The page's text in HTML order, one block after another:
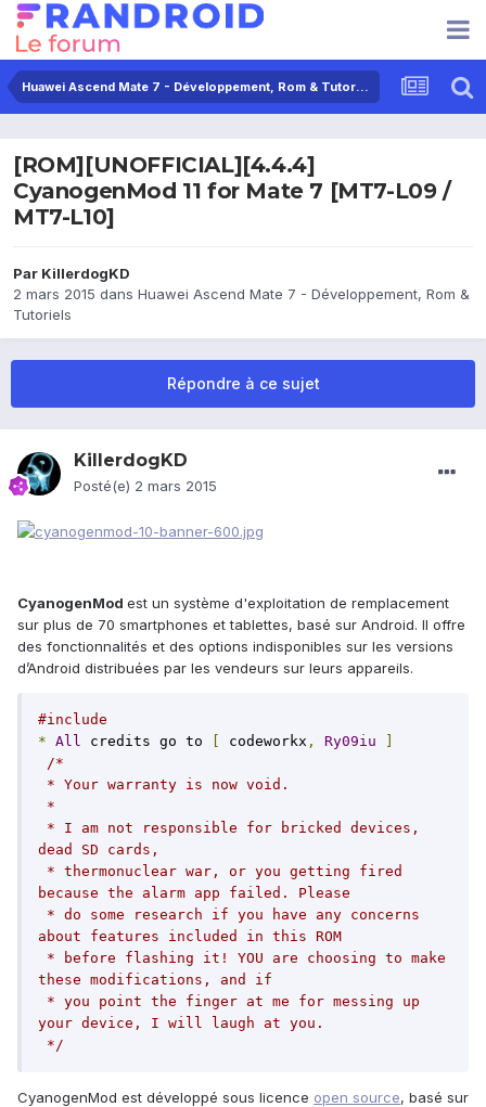
Huawei Ascend Mate 7 - Développement, Rom & Tutoriels
[ROM][UNOFFICIAL][4.4.4]
CyanogenMod 11 for Mate 7 [MT7-L09 /
MT7-L10]
Par KillerdogKD
2 mars 2015 dans Huawei Ascend Mate 7 - Développement, Rom &
Tutoriels
Répondre à ce sujet
KillerdogKD
Posté(e) 2 mars 2015
CyanogenMod est un système d'exploitation de remplacement
sur plus de 70 smartphones et tablettes, basé sur Android. Il offre
des fonctionnalités et des options indisponibles sur les versions
d’Android distribuées par les vendeurs sur leurs appareils.
#include
* All credits go to codeworkx , Ry09iu
/*
* Your warranty is now void.
*
* I am not responsible for bricked devices,
dead SD cards,
* thermonuclear war, or you getting fired
because the alarm app failed. Please
* do some research if you have any concerns
about features included in this ROM
* before flashing it! YOU are choosing to make
these modifications, and if
* you point the finger at me for messing up
your device, I will laugh at you.
*/
CyanogenMod est développé sous licence open source, basé sur